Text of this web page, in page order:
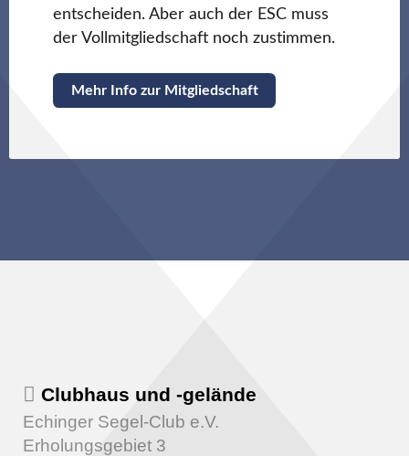
entscheiden. Aber auch der ESC muss
der Vollmitgliedschaft noch zustimmen.
Mehr Info zur Mitgliedschaft
Clubhaus und -gelände
Echinger Segel-Club e.V.
Erholungsgebiet 3